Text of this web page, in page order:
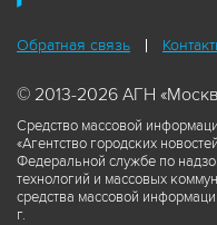
Обратная связь
© 2013-2026 АГН
Средство массовой
«Агентство городских
Федеральной службе по
технологий и массовых
средства массовой
г.